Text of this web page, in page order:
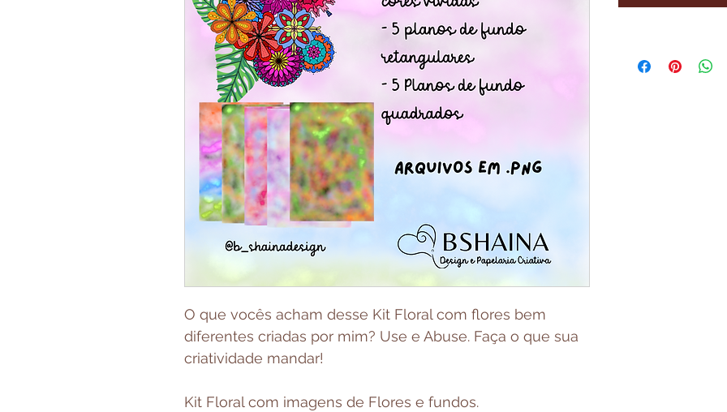
O que vocês acham desse Kit Floral com flores bem
diferentes criadas por mim? Use e Abuse. Faça o que sua
criatividade mandar!
Kit Floral com imagens de Flores e fundos.